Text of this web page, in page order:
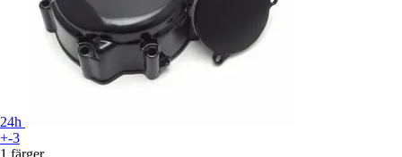
24h
+-3
1 färger